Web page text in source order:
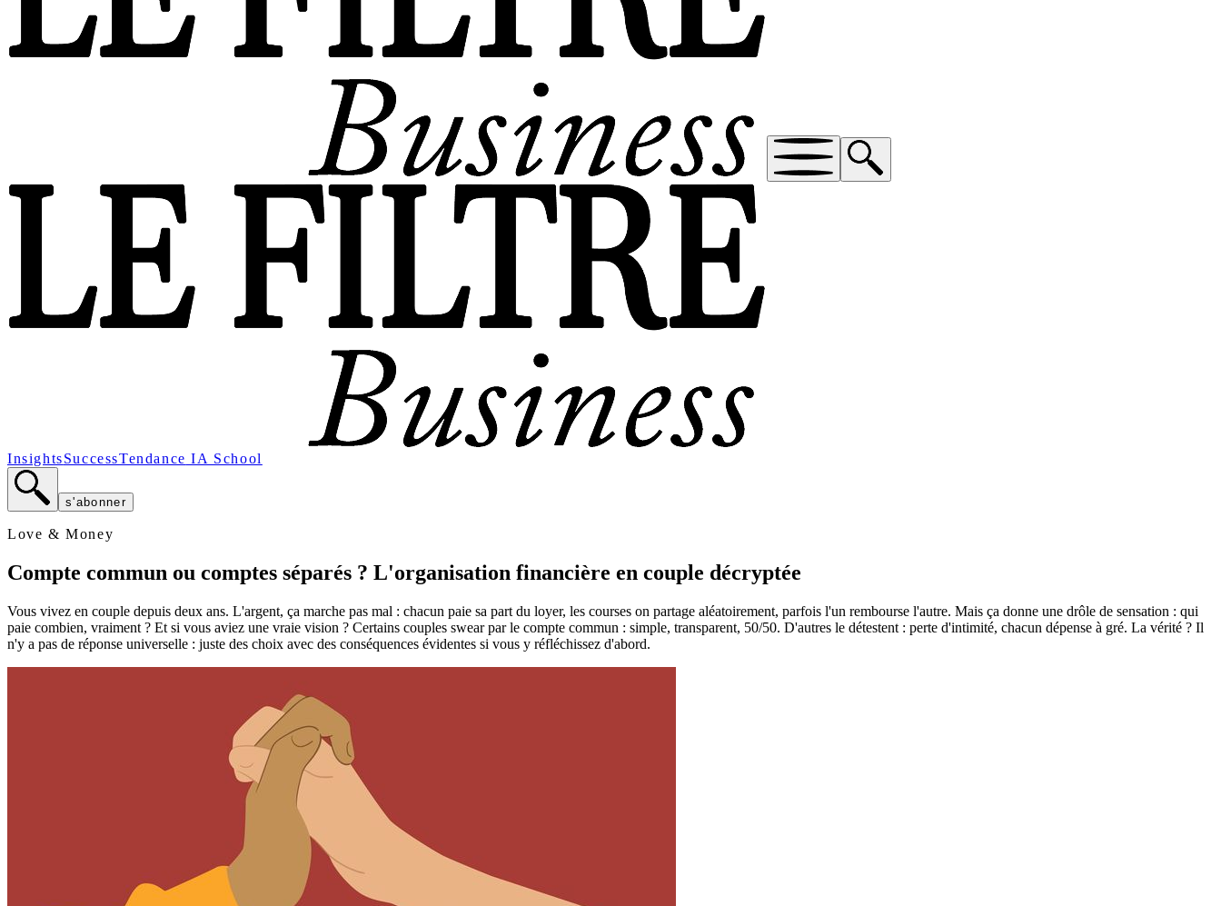
InsightsSuccessTendance IA School
s'abonner
Love & Money
Compte commun ou comptes séparés ? L'organisation financière en couple décryptée
Vous vivez en couple depuis deux ans. L'argent, ça marche pas mal : chacun paie sa part du loyer, les courses on partage aléatoirement, parfois l'un rembourse l'autre. Mais ça donne une drôle de sensation : qui
paie combien, vraiment ? Et si vous aviez une vraie vision ? Certains couples swear par le compte commun : simple, transparent, 50/50. D'autres le détestent : perte d'intimité, chacun dépense à gré. La vérité ? Il
n'y a pas de réponse universelle : juste des choix avec des conséquences évidentes si vous y réfléchissez d'abord.